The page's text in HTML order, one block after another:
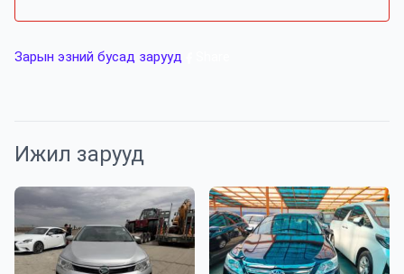
Зарын эзний бусад зарууд
Ижил зарууд